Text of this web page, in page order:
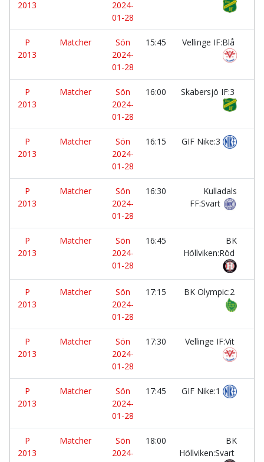
2013
2024-
01-28
P
2013
Matcher
Sön
2024-
01-28
15:45 Vellinge IF:Blå
P
2013
Matcher
Sön
2024-
01-28
16:00 Skabersjö IF:3
P
2013
Matcher
Sön
2024-
01-28
16:15 GIF Nike:3
P
2013
Matcher
Sön
2024-
01-28
16:30
Kulladals
FF:Svart
P
2013
Matcher
Sön
2024-
01-28
16:45
BK
Höllviken:Röd
P
2013
Matcher
Sön
2024-
01-28
17:15 BK Olympic:2
P
2013
Matcher
Sön
2024-
01-28
17:30 Vellinge IF:Vit
P
2013
Matcher
Sön
2024-
01-28
17:45 GIF Nike:1
P
2013
Matcher
Sön
2024-
18:00
BK
Höllviken:Svart